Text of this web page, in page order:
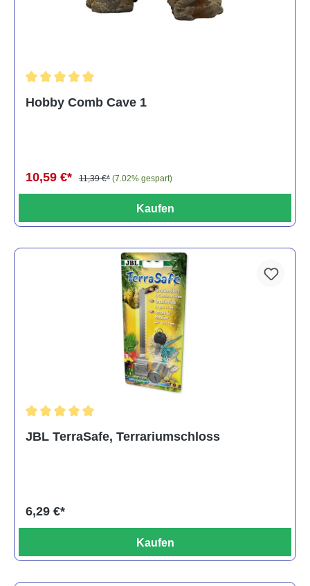
Hobby Comb Cave 1
10,59 €* 11,39 €* (7.02% gespart)
Kaufen
JBL TerraSafe, Terrariumschloss
6,29 €*
Kaufen